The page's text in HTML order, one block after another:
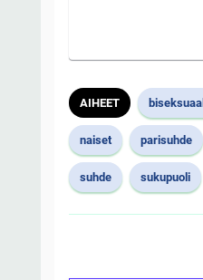
AIHEET
naiset parisuhde
suhde sukupuoli